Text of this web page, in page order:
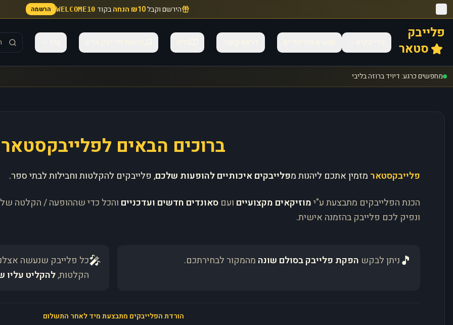
הירשם וקבל₪10 הנחה בקוד WELCOME10 הרשמה
פלייבק
סטאר
מחפשים כרגע: דיויד ברוזה בליבי
ברוכים הבאים לפלייבקסטאר
פלייבקסטאר מזמין אתכם ליהנות מפלייבקים איכותיים להופעות שלכם, פלייבקים להקלטות וחבילות לבתי ספר.
הכנת הפלייבקים מתבצעת ע"ימוזיקאים מקצועיים ועם סאונדים חדשים ועדכניים והכל כדי שההופעה / הקלטה
ונפיק לכם פלייבק בהזמנה אישית.
🎵ניתן לבקש הפקת פלייבק בסולם שונה מהמקור לבחירתכם. 🎤כל פלייבק שנעשה
הקלטות,להקליט עליו
הורדת הפלייבקים מתבצעת מיד לאחר התשלום